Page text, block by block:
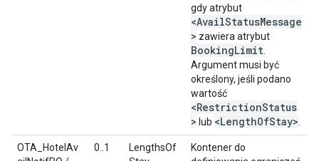
gdy atrybut
<AvailStatusMessage
> zawiera atrybut
BookingLimit
Argument musi być
określony, jeśli podano
wartość
<RestrictionStatus
> lub <LengthOfStay>
OTA_HotelAv
0..1
LengthsOf
Kontener do